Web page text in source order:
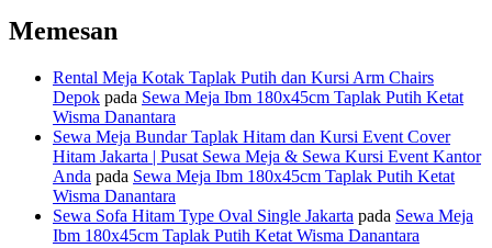
Memesan
Rental Meja Kotak Taplak Putih dan Kursi Arm Chairs
Depok pada Sewa Meja Ibm 180x45cm Taplak Putih Ketat
Wisma Danantara
Sewa Meja Bundar Taplak Hitam dan Kursi Event Cover
Hitam Jakarta | Pusat Sewa Meja & Sewa Kursi Event Kantor
Anda pada Sewa Meja Ibm 180x45cm Taplak Putih Ketat
Wisma Danantara
Sewa Sofa Hitam Type Oval Single Jakarta pada Sewa Meja
Ibm 180x45cm Taplak Putih Ketat Wisma Danantara